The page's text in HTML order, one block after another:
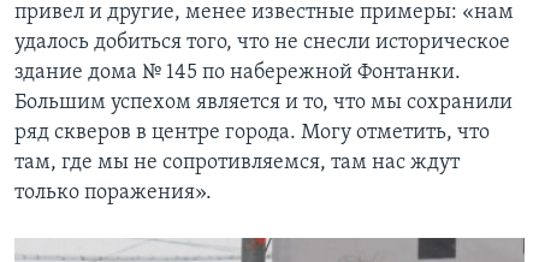
привел и другие, менее известные примеры: «нам
удалось добиться того, что не снесли историческое
здание дома № 145 по набережной Фонтанки.
Большим успехом является и то, что мы сохранили
ряд скверов в центре города. Могу отметить, что
там, где мы не сопротивляемся, там нас ждут
только поражения».